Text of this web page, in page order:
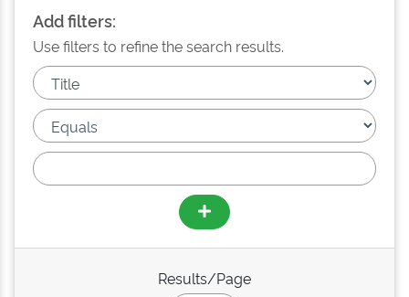
Add filters:
Use filters to refine the search results.
Results/Page